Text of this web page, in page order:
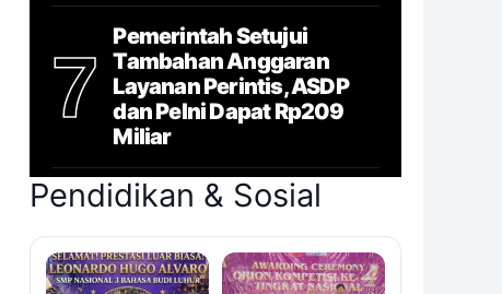
7
Pemerintah Setujui
Tambahan Anggaran
Layanan Perintis, ASDP
dan Pelni Dapat Rp209
Miliar
Pendidikan & Sosial